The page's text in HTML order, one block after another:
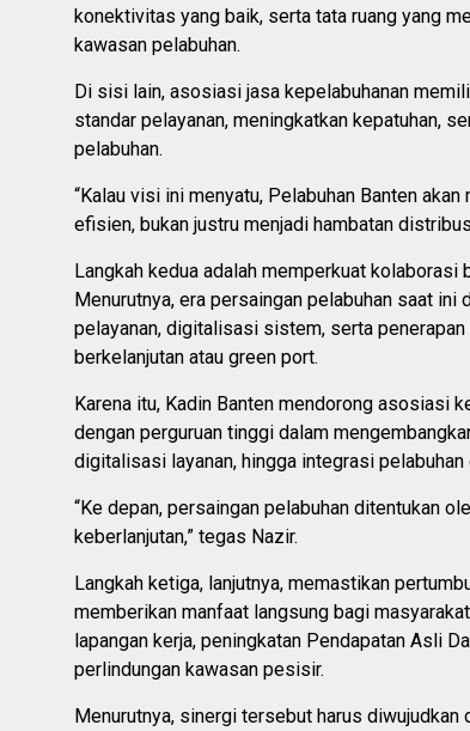
konektivitas yang baik, serta tata ruang yang
kawasan pelabuhan.
Di sisi lain, asosiasi jasa kepelabuhanan
standar pelayanan, meningkatkan kepatuhan,
pelabuhan.
“Kalau visi ini menyatu, Pelabuhan Banten
efisien, bukan justru menjadi hambatan
Langkah kedua adalah memperkuat kolaborasi
Menurutnya, era persaingan pelabuhan saat ini
pelayanan, digitalisasi sistem, serta
berkelanjutan atau green port.
Karena itu, Kadin Banten mendorong asosiasi
dengan perguruan tinggi dalam
digitalisasi layanan, hingga integrasi
“Ke depan, persaingan pelabuhan ditentukan
keberlanjutan,” tegas Nazir.
Langkah ketiga, lanjutnya, memastikan
memberikan manfaat langsung bagi
lapangan kerja, peningkatan Pendapatan Asli
perlindungan kawasan pesisir.
Menurutnya, sinergi tersebut harus diwujudkan